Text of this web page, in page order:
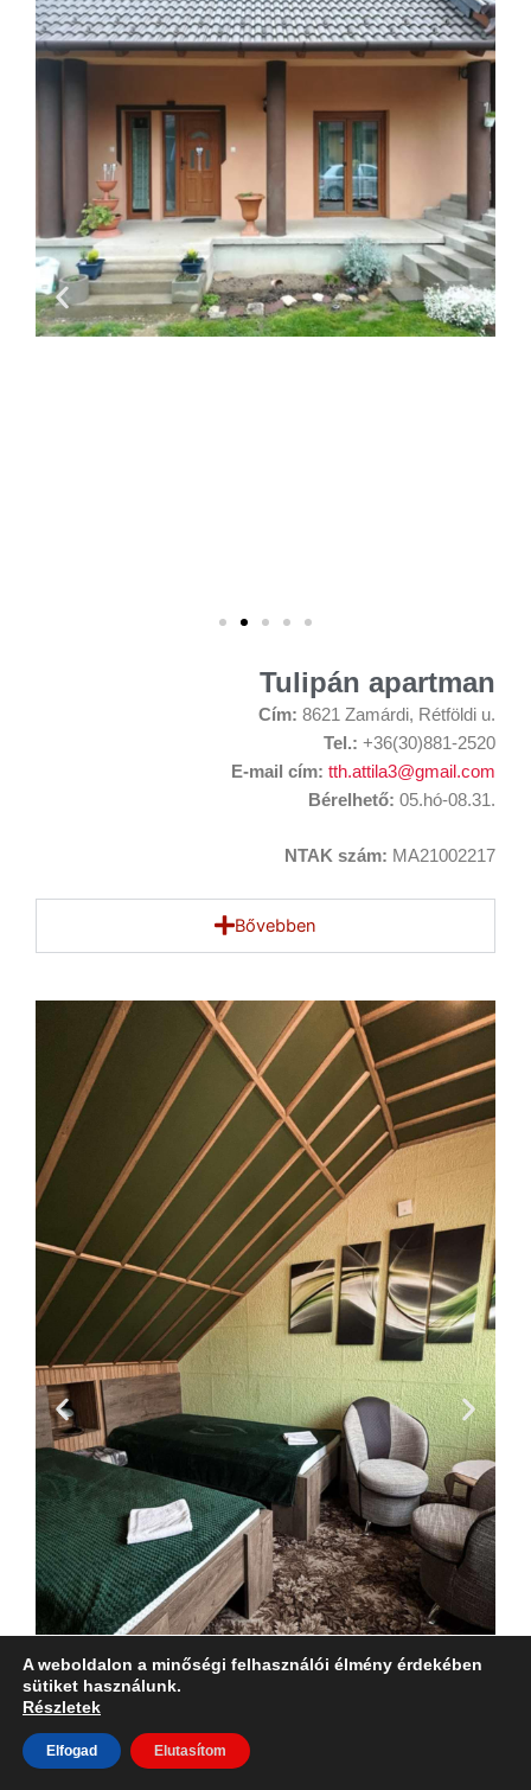
Tulipán apartman
Cím: 8621 Zamárdi, Rétföldi u.
Tel.: +36(30)881-2520
E-mail cím: tth.attila3@gmail.com
Bérelhető: 05.hó-08.31.
NTAK szám: MA21002217
Bővebben
A weboldalon a minőségi felhasználói élmény érdekében
sütiket használunk.
Részletek
Elfogad Elutasítom